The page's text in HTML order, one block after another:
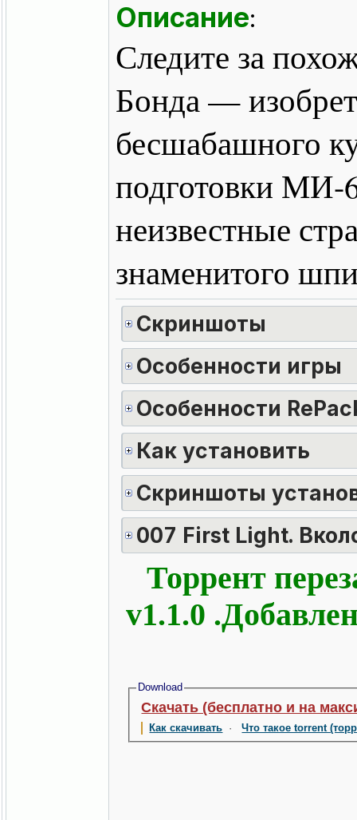
Описание:
Следите за
Бонда —
бесшабашного
подготовки МИ-
неизвестные
знаменитого
Скриншоты
Особенности игры
Особенности
Как установить
Скриншоты
007 First Light.
Торрент
v1.1.0
Download
Скачать (бесплатно и на
Как скачивать ·Что такое torrent